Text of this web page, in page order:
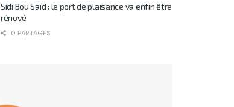
Sidi Bou Saïd : le port de plaisance va enfin être
rénové
0 PARTAGES